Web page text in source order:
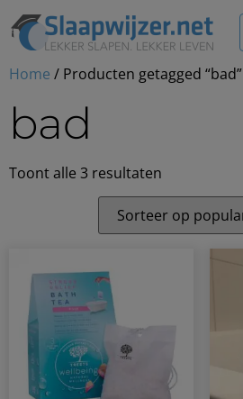
Home / Producten getagged “bad”
bad
Toont alle 3 resultaten